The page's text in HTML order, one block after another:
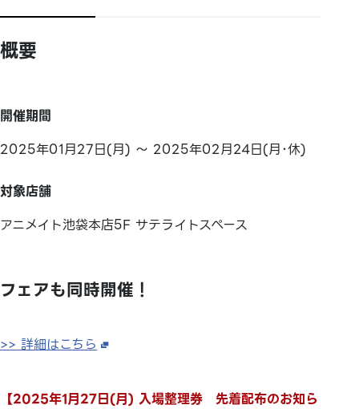
概要
開催期間
2025年01月27日(月) ～ 2025年02月24日(月･休)
対象店舗
アニメイト池袋本店5F サテライトスペース
フェアも同時開催！
>> 詳細はこちら
【2025年1月27日(月) 入場整理券 先着配布のお知ら